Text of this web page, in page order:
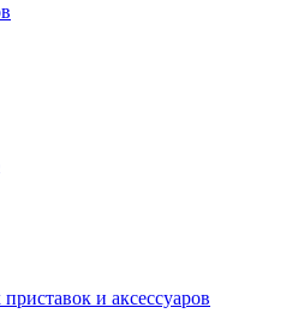
и аксессуаров